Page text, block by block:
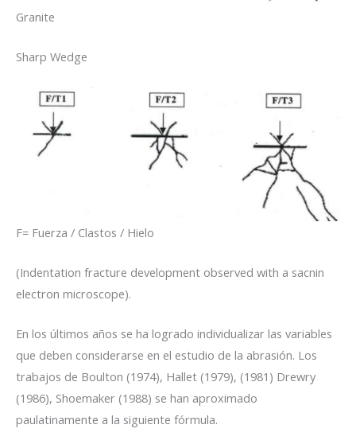
Granite
Sharp Wedge
F= Fuerza / Clastos / Hielo
(Indentation fracture development observed with a sacnin
electron microscope).
En los últimos años se ha logrado individualizar las variables
que deben considerarse en el estudio de la abrasión. Los
trabajos de Boulton (1974), Hallet (1979), (1981) Drewry
(1986), Shoemaker (1988) se han aproximado
paulatinamente a la siguiente fórmula.